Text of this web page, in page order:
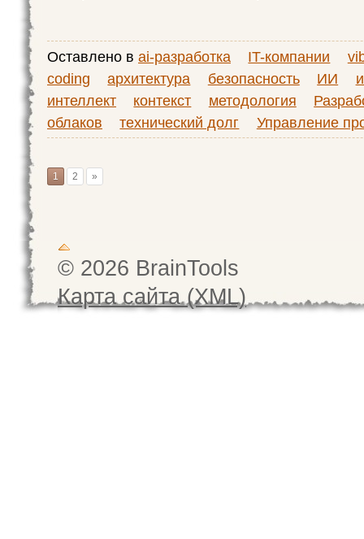
Оставлено в ai-разработка IT-компании
coding
архитектура безопасность ИИ
интеллект
контекст методология
облаков
технический долг Управление
1 2 »
© 2026 BrainTools
Карта сайта (XML)